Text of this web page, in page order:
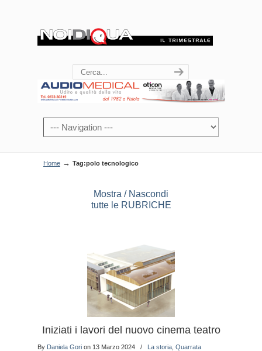
Home → Tag:polo tecnologico
Mostra / Nascondi
tutte le RUBRICHE
Iniziati i lavori del nuovo cinema teatro
By Daniela Gori on 13 Marzo 2024 / La storia Quarrata